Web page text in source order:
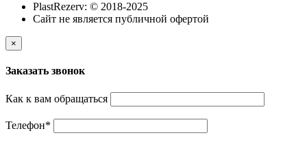
PlastRezerv: © 2018-2025
Cайт не является публичной офертой
×
Заказать звонок
Как к вам обращаться
Телефон*